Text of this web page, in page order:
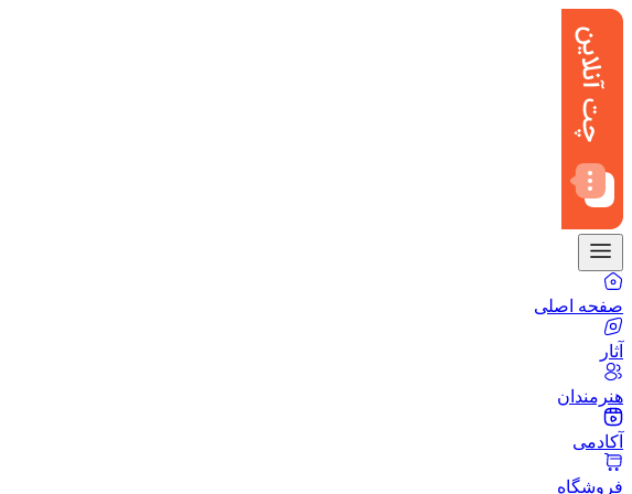
صفحه اصلی
آثار
هنرمندان
آکادمی
فروشگاه